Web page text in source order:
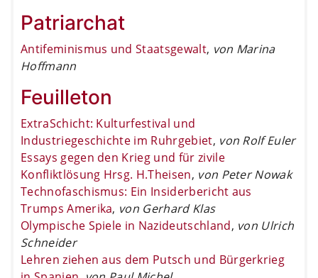
Patriarchat
Antifeminismus und Staatsgewalt, von Marina
Hoffmann
Feuilleton
ExtraSchicht: Kulturfestival und
Industriegeschichte im Ruhrgebiet, von Rolf Euler
Essays gegen den Krieg und für zivile
Konfliktlösung Hrsg. H.Theisen, von Peter Nowak
Technofaschismus: Ein Insiderbericht aus
Trumps Amerika, von Gerhard Klas
Olympische Spiele in Nazideutschland, von Ulrich
Schneider
Lehren ziehen aus dem Putsch und Bürgerkrieg